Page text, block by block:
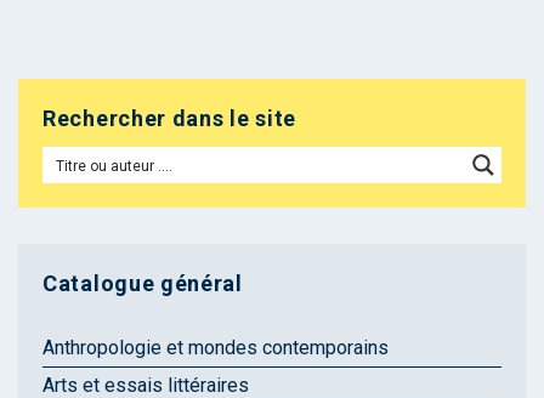
Rechercher dans le site
Catalogue général
Anthropologie et mondes contemporains
Arts et essais littéraires